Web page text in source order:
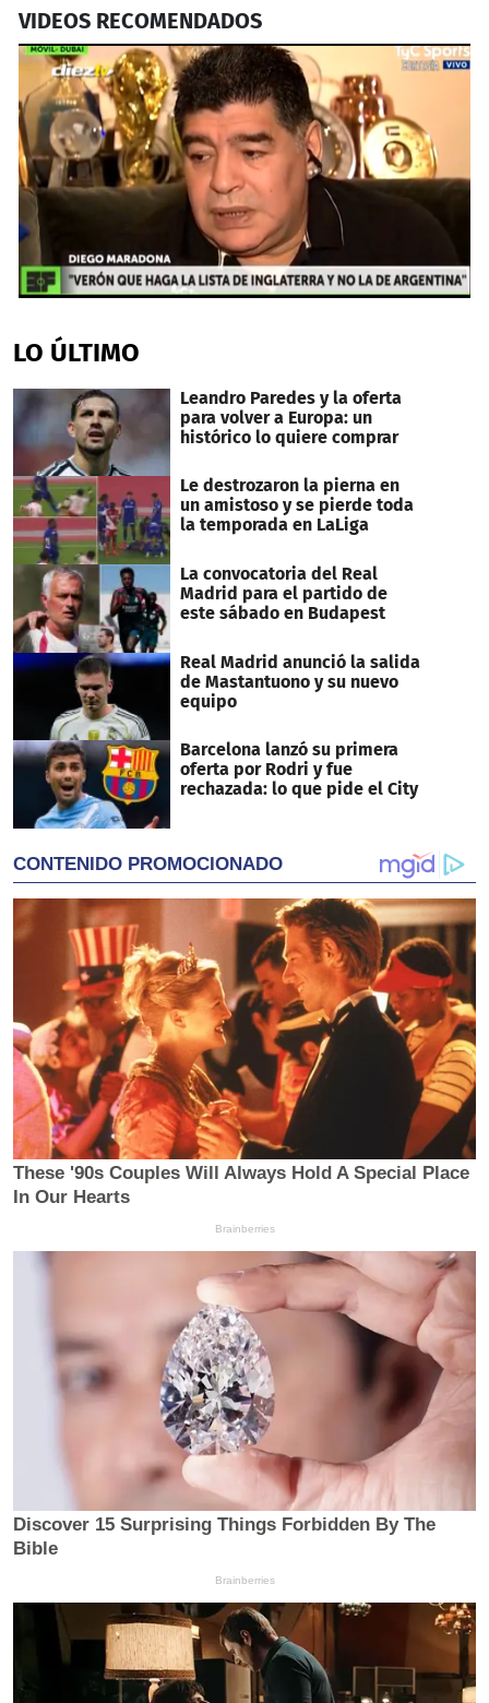
VIDEOS RECOMENDADOS
of
1
34
seconds
LO ÚLTIMO
Leandro Paredes y la oferta
para volver a Europa: un
histórico lo quiere comprar
Le destrozaron la pierna en
un amistoso y se pierde toda
la temporada en LaLiga
La convocatoria del Real
Madrid para el partido de
este sábado en Budapest
Real Madrid anunció la salida
de Mastantuono y su nuevo
equipo
Barcelona lanzó su primera
oferta por Rodri y fue
rechazada: lo que pide el City